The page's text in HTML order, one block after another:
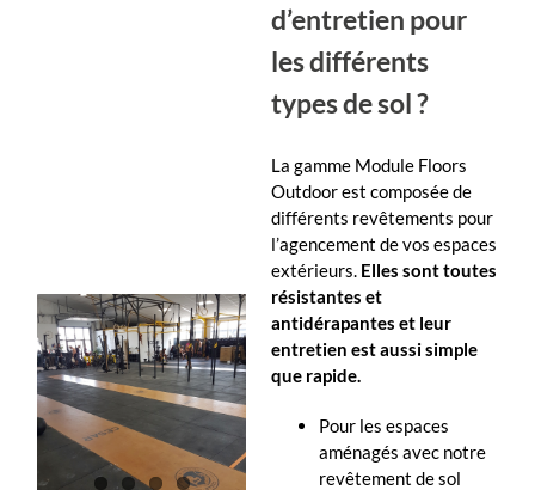
d’entretien pour
les différents
types de sol ?
La gamme Module Floors
Outdoor est composée de
différents revêtements pour
l’agencement de vos espaces
extérieurs. Elles sont toutes
résistantes et
antidérapantes et leur
entretien est aussi simple
que rapide.
Pour les espaces
aménagés avec notre
revêtement de sol